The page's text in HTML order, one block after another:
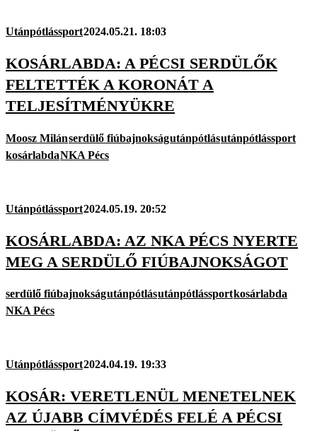
Utánpótlássport2024.05.21. 18:03
KOSÁRLABDA: A PÉCSI SERDÜLŐK
FELTETTÉK A KORONÁT A
TELJESÍTMÉNYÜKRE
Moosz Milánserdülő fiúbajnokságutánpótlásutánpótlássport
kosárlabdaNKA Pécs
Utánpótlássport2024.05.19. 20:52
KOSÁRLABDA: AZ NKA PÉCS NYERTE
MEG A SERDÜLŐ FIÚBAJNOKSÁGOT
serdülő fiúbajnokságutánpótlásutánpótlássportkosárlabda
NKA Pécs
Utánpótlássport2024.04.19. 19:33
KOSÁR: VERETLENÜL MENETELNEK
AZ ÚJABB CÍMVÉDÉS FELÉ A PÉCSI